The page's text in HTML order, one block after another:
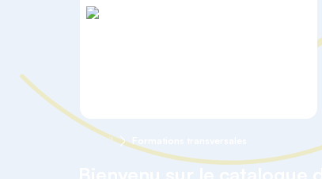
Accueil Formations transversales